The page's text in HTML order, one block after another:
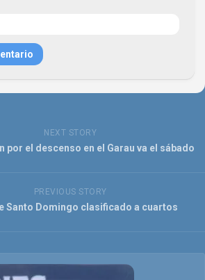
NEXT STORY
por el descenso en el Garau va el sábado
PREVIOUS STORY
Santo Domingo clasificado a cuartos